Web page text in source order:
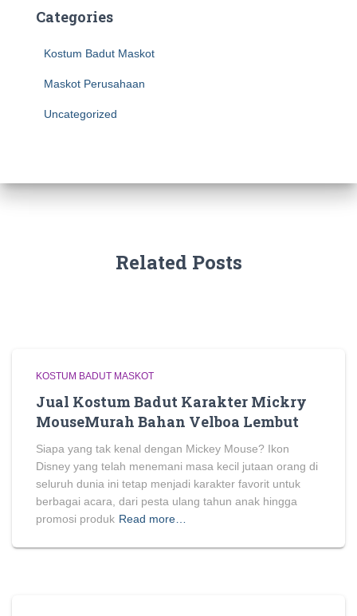
Categories
Kostum Badut Maskot
Maskot Perusahaan
Uncategorized
Related Posts
KOSTUM BADUT MASKOT
Jual Kostum Badut Karakter Mickry
MouseMurah Bahan Velboa Lembut
Siapa yang tak kenal dengan Mickey Mouse? Ikon
Disney yang telah menemani masa kecil jutaan orang di
seluruh dunia ini tetap menjadi karakter favorit untuk
berbagai acara, dari pesta ulang tahun anak hingga
promosi produk Read more…